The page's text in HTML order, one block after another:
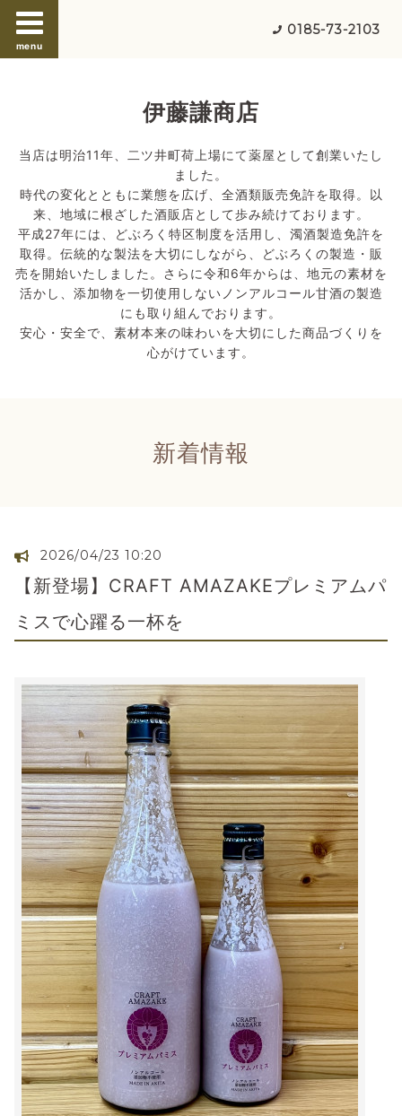
menu
0185-73-2103
伊藤謙商店
当店は明治11年、二ツ井町荷上場にて薬屋として創業いたし
ました。
時代の変化とともに業態を広げ、全酒類販売免許を取得。以
来、地域に根ざした酒販店として歩み続けております。
平成27年には、どぶろく特区制度を活用し、濁酒製造免許を
取得。伝統的な製法を大切にしながら、どぶろくの製造・販
売を開始いたしました。さらに令和6年からは、地元の素材を
活かし、添加物を一切使用しないノンアルコール甘酒の製造
にも取り組んでおります。
安心・安全で、素材本来の味わいを大切にした商品づくりを
心がけています。
新着情報
2026/04/23 10:20
【新登場】CRAFT AMAZAKEプレミアムパ
ミスで心躍る一杯を